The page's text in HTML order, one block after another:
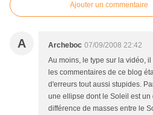
Ajouter un commentaire
A Archeboc 07/09/2008 22:42
Au moins, le type sur la vidéo,
les commentaires de ce blog
d'erreurs tout aussi stupides.
une ellipse dont le Soleil est un
différence de masses entre le